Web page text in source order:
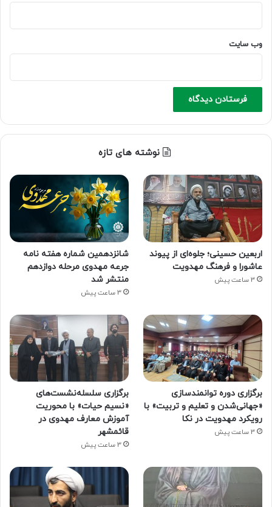
وب‌ سایت
نوشته های تازه
اربعین حسینی؛ جلوه‌ای از پیوند
عاشورا و فرهنگ مهدویت
3 ساعت پیش
شانزدهمین شماره هفته‌ نامه
جرعه مهدوی مرحله دوازدهم
منتشر شد
3 ساعت پیش
برگزاری دوره توانمندسازی
«جهانی‌شدن و تعلیم و تربیت» با
رویکرد مهدویت در نکا
3 ساعت پیش
برگزاری سلسله‌نشست‌های
«نسیم حیات» با محوریت
آموزش معارف مهدوی در
قائمشهر
3 ساعت پیش